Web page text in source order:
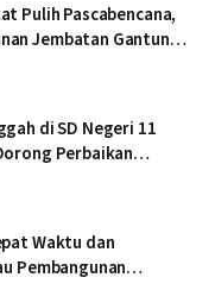
Pulih Pascabencana,
Jembatan Gantung
di SD Negeri 11
Perbaikan
Waktu dan
Pembangunan